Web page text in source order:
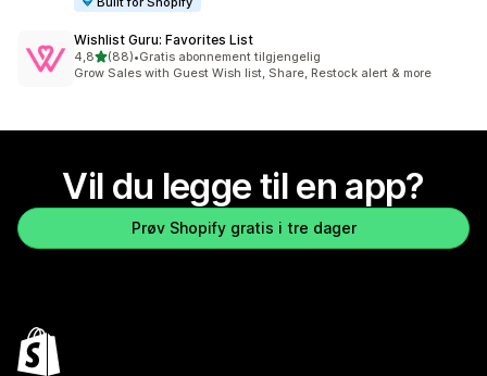
Wishlist Guru: Favorites List
4,8av 5 stjerner
(88)
Totalt 88 omtaler
•Gratis abonnement tilgjengelig
Grow Sales with Guest Wish list, Share, Restock alert & more
Vil du legge til en app?
Prøv Shopify gratis i tre dager